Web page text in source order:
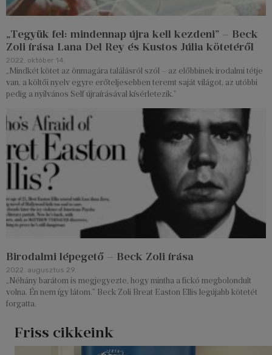
„Tegyük fel: mindennap újra kell kezdeni” – Beck
Zoli írása Lana Del Rey és Kustos Júlia kötetéről
2022. október 14.
„Mindkét kötet az önmagára találásról szól – az előbbinek irodalmi tétje
van, a költői nyelv egyre erőteljesebben teremt saját világot, az utóbbi
pedig a nyilvános Self újraírásával kísérletezik.”
Birodalmi lépegető – Beck Zoli írása
2022. augusztus 29.
„Néhány barátom is megjegyezte, hogy mintha a fickó megbolondult
volna. Én nem így látom.” Beck Zoli Breat Easton Ellis legújabb kötetét
forgatta.
Friss cikkeink